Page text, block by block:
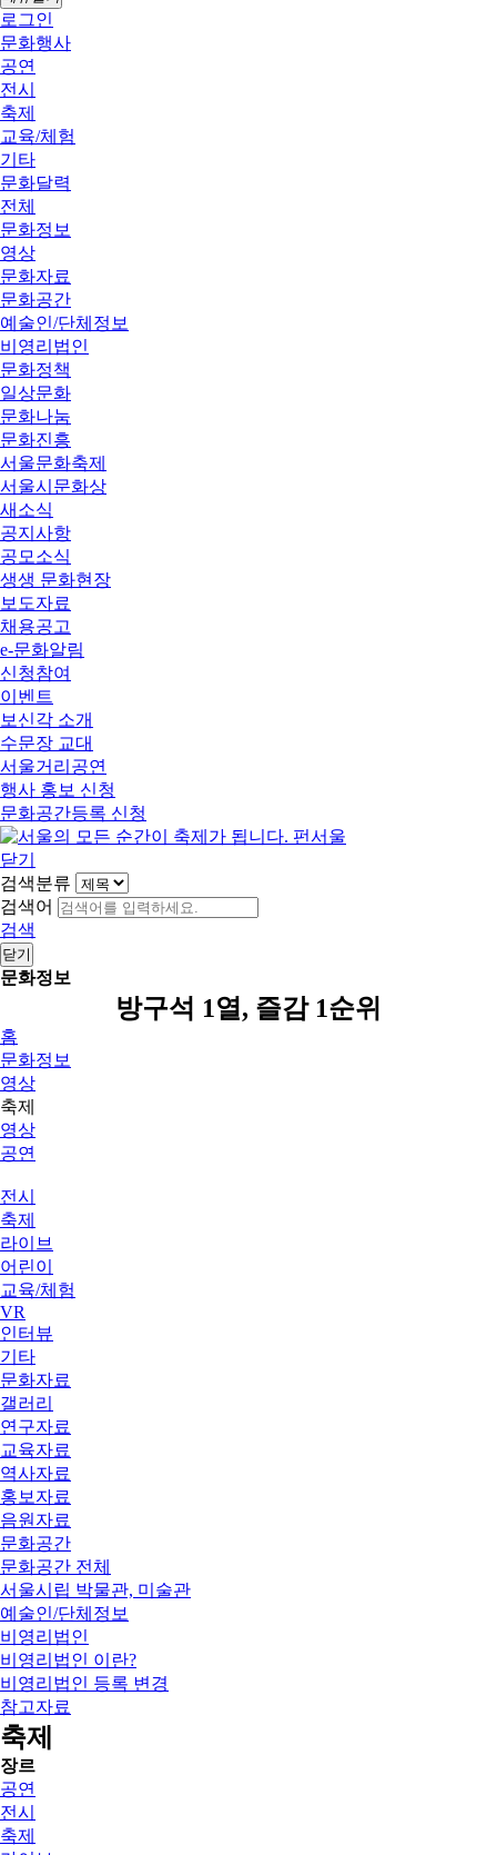
로그인
문화행사
공연
전시
축제
교육/체험
기타
문화달력
전체
문화정보
영상
문화자료
문화공간
예술인/단체정보
비영리법인
문화정책
일상문화
문화나눔
문화진흥
서울문화축제
서울시문화상
새소식
공지사항
공모소식
생생 문화현장
보도자료
채용공고
e-문화알림
신청참여
이벤트
보신각 소개
수문장 교대
서울거리공연
행사 홍보 신청
문화공간등록 신청
닫기
검색분류
검색어
검색
닫기
문화정보
방구석 1열, 즐감 1순위
홈
문화정보
영상
축제
영상
공연
전시
축제
라이브
어린이
교육/체험
VR
인터뷰
기타
문화자료
갤러리
연구자료
교육자료
역사자료
홍보자료
음원자료
문화공간
문화공간 전체
서울시립 박물관, 미술관
예술인/단체정보
비영리법인
비영리법인 이란?
비영리법인 등록 변경
참고자료
축제
장르
공연
전시
축제